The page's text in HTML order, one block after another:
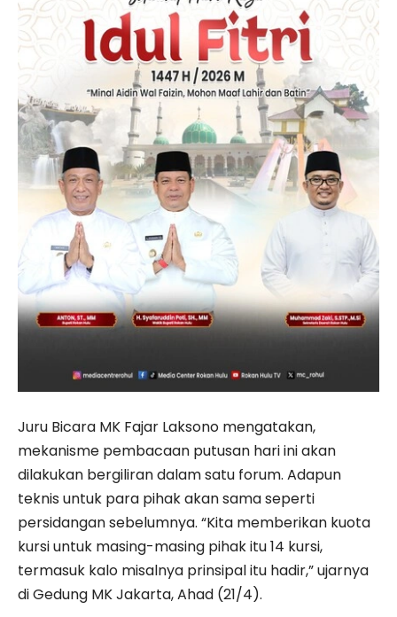
Juru Bicara MK Fajar Laksono mengatakan,
mekanisme pembacaan putusan hari ini akan
dilakukan bergiliran dalam satu forum. Adapun
teknis untuk para pihak akan sama seperti
persidangan sebelumnya. “Kita memberikan kuota
kursi untuk masing-masing pihak itu 14 kursi,
termasuk kalo misalnya prinsipal itu hadir,” ujarnya
di Gedung MK Jakarta, Ahad (21/4).